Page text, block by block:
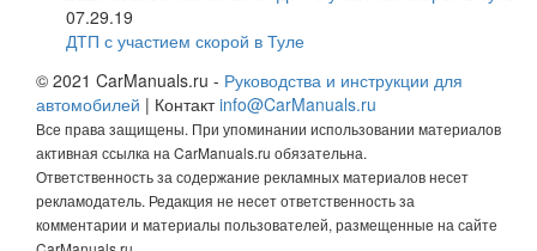
07.29.19
ДТП с участием скорой в Туле
© 2021 CarManuals.ru - Руководства и инструкции для
автомобилей | Контактinfo@CarManuals.ru
Все права защищены. При упоминании использовании материалов
активная ссылка на CarManuals.ru обязательна.
Ответственность за содержание рекламных материалов несет
рекламодатель. Редакция не несет ответственность за
комментарии и материалы пользователей, размещенные на сайте